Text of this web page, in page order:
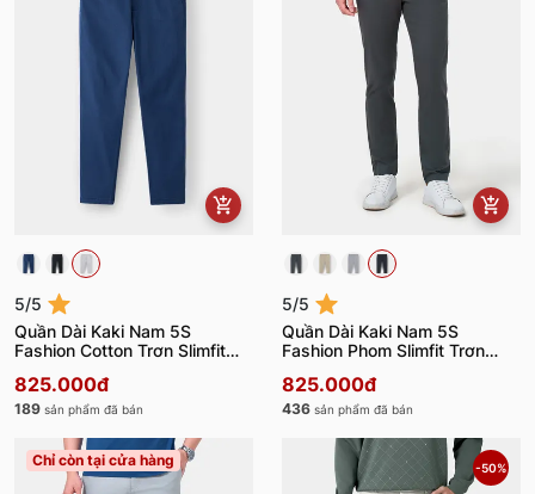
5/5
Quần Dài Kaki Nam 5S
Fashion Cotton Trơn Slimfit
825.000đ
189 sản phẩm đã bán
5/5
Quần Dài Kaki Nam 5S
Fashion Phom Slimfit Trơn
825.000đ
436 sản phẩm đã bán
Chỉ còn tại cửa hàng -50%